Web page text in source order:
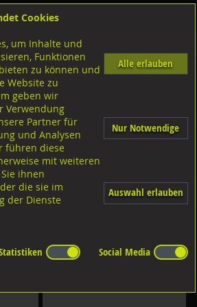
Wandplatte eckig
×
Cookies
um Inhalte und
Funktionen
zu können und
Website zu
geben wir
Verwendung
Partner für
und Analysen
führen diese
mit weiteren
ihnen
die sie im
der Dienste
Alle erlauben
Nur Notwendige
Auswahl erlauben
Social Media